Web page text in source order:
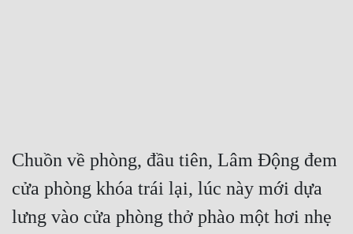
Truyện ngắn
Xa Lộ Dịch
Chuồn về phòng, đầu tiên, Lâm Động đem
cửa phòng khóa trái lại, lúc này mới dựa
lưng vào cửa phòng thở phào một hơi nhẹ